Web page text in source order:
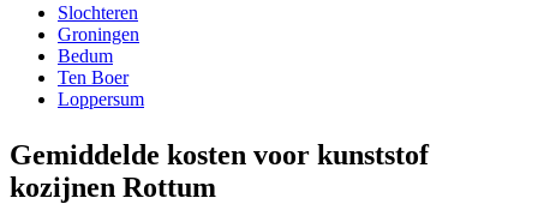
Slochteren
Groningen
Bedum
Ten Boer
Loppersum
Gemiddelde kosten voor kunststof
kozijnen Rottum